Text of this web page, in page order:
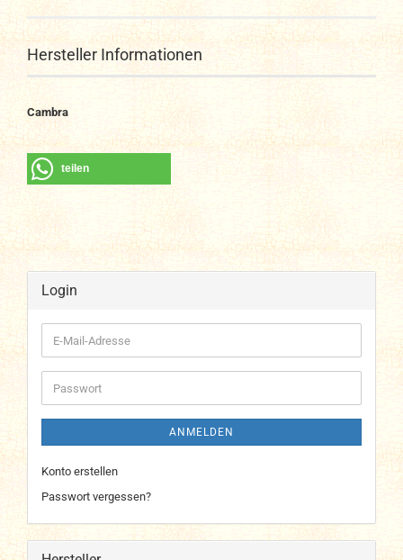
Hersteller Informationen
Cambra
teilen
Login
E-
Mail-
Adresse
Passwort
ANMELDEN
Konto erstellen
Passwort vergessen?